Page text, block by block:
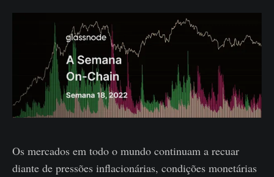
Os mercados em todo o mundo continuam a recuar
diante de pressões inflacionárias, condições monetárias